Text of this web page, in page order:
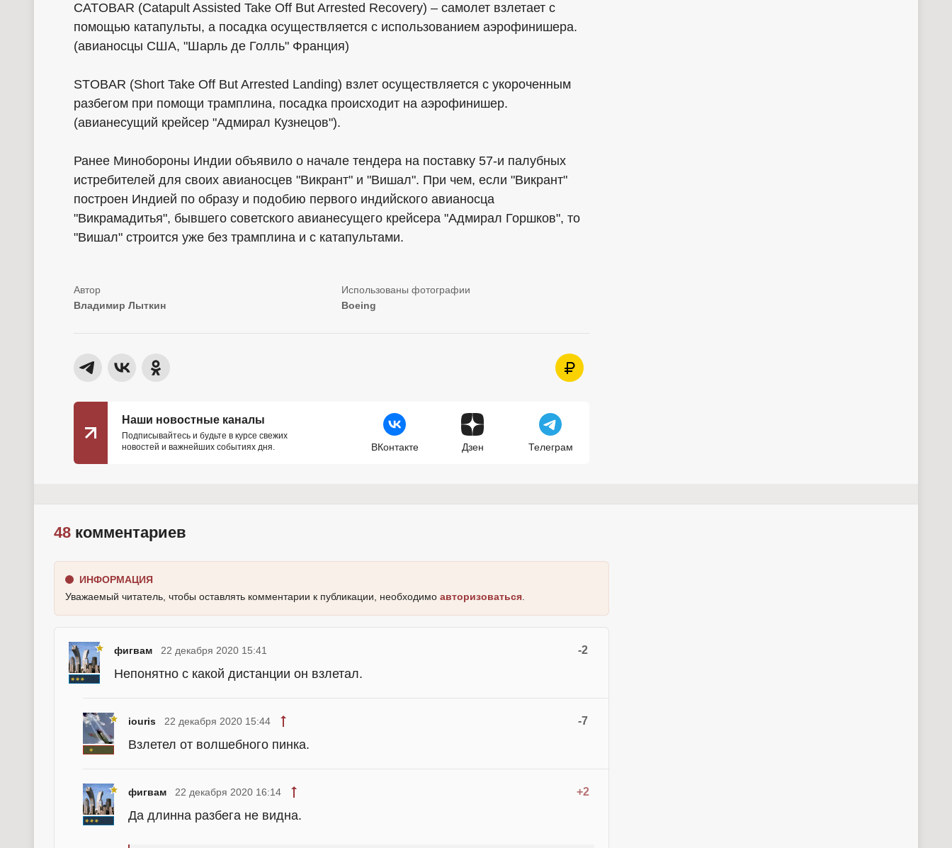
CATOBAR (Catapult Assisted Take Off But Arrested Recovery) – самолет взлетает с
помощью катапульты, а посадка осуществляется с использованием аэрофинишера.
(авианосцы США, "Шарль де Голль" Франция)
STOBAR (Short Take Off But Arrested Landing) взлет осуществляется с укороченным
разбегом при помощи трамплина, посадка происходит на аэрофинишер.
(авианесущий крейсер "Адмирал Кузнецов").
Ранее Минобороны Индии объявило о начале тендера на поставку 57-и палубных
истребителей для своих авианосцев "Викрант" и "Вишал". При чем, если "Викрант"
построен Индией по образу и подобию первого индийского авианосца
"Викрамадитья", бывшего советского авианесущего крейсера "Адмирал Горшков", то
"Вишал" строится уже без трамплина и с катапультами.
Владимир Лыткин Boeing
Наши новостные каналы
Подписывайтесь и будьте в курсе свежих
новостей и важнейших событиях дня.
ВКонтакте Дзен Телеграм
48 комментариев
ИНФОРМАЦИЯ
Уважаемый читатель, чтобы оставлять комментарии к публикации, необходимо авторизоваться
фигвам -2
22 декабря 2020 15:41
Непонятно с какой дистанции он взлетал.
iouris -7
22 декабря 2020 15:44
Взлетел от волшебного пинка.
фигвам +2
22 декабря 2020 16:14
Да длинна разбега не видна.